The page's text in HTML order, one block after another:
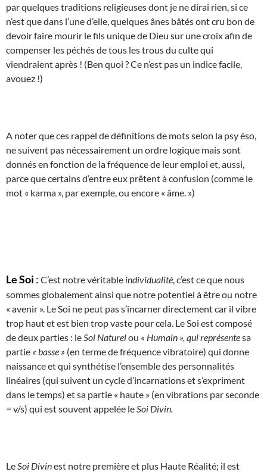
par quelques traditions religieuses dont je ne dirai rien, si ce
n’est que dans l’une d’elle, quelques ânes bâtés ont cru bon de
devoir faire mourir le fils unique de Dieu sur une croix afin de
compenser les péchés de tous les trous du culte qui
viendraient après ! (Ben quoi ? Ce n’est pas un indice facile,
avouez !)
A noter que ces rappel de définitions de mots selon la psy éso,
ne suivent pas nécessairement un ordre logique mais sont
donnés en fonction de la fréquence de leur emploi et, aussi,
parce que certains d’entre eux prêtent à confusion (comme le
mot « karma », par exemple, ou encore « âme. »)
Le Soi : C’est notre véritable individualité , c’est ce que nous
sommes globalement ainsi que notre potentiel à être ou notre
« avenir ». Le Soi ne peut pas s’incarner directement car il vibre
trop haut et est bien trop vaste pour cela. Le Soi est composé
de deux parties : le Soi Naturelou « Humain », qui représentesa
partie « basse » (en terme de fréquence vibratoire) qui donne
naissance et qui synthétise l’ensemble des personnalités
linéaires (qui suivent un cycle d’incarnations et s’expriment
dans le temps) et sa partie « haute » (en vibrations par seconde
= v/s) qui est souvent appelée le Soi Divin.
Le Soi Divinest notre première et plus Haute Réalité; il est